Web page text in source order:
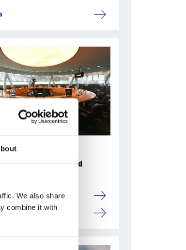
We also share
combine it with
2026
ceco Michal Strnad
e Soci